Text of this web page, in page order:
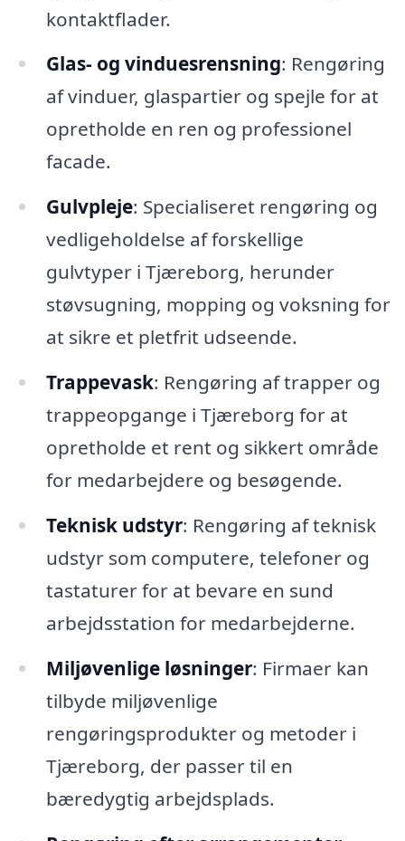
kontaktflader.
Glas- og vinduesrensning: Rengøring
af vinduer, glaspartier og spejle for at
opretholde en ren og professionel
facade.
Gulvpleje: Specialiseret rengøring og
vedligeholdelse af forskellige
gulvtyper i Tjæreborg, herunder
støvsugning, mopping og voksning for
at sikre et pletfrit udseende.
Trappevask: Rengøring af trapper og
trappeopgange i Tjæreborg for at
opretholde et rent og sikkert område
for medarbejdere og besøgende.
Teknisk udstyr: Rengøring af teknisk
udstyr som computere, telefoner og
tastaturer for at bevare en sund
arbejdsstation for medarbejderne.
Miljøvenlige løsninger: Firmaer kan
tilbyde miljøvenlige
rengøringsprodukter og metoder i
Tjæreborg, der passer til en
bæredygtig arbejdsplads.